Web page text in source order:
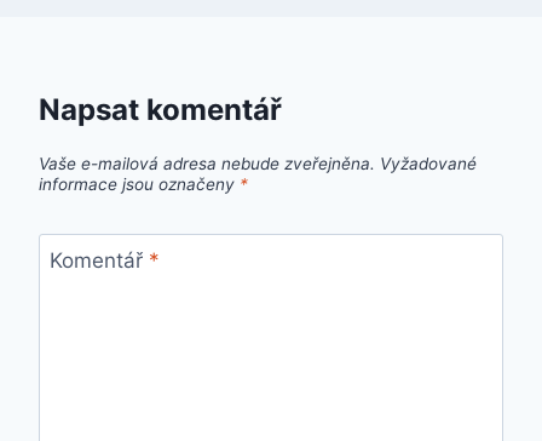
Napsat komentář
Vaše e-mailová adresa nebude zveřejněna. Vyžadované
informace jsou označeny *
Komentář *